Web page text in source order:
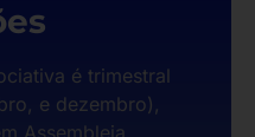
é trimestral
e dezembro),